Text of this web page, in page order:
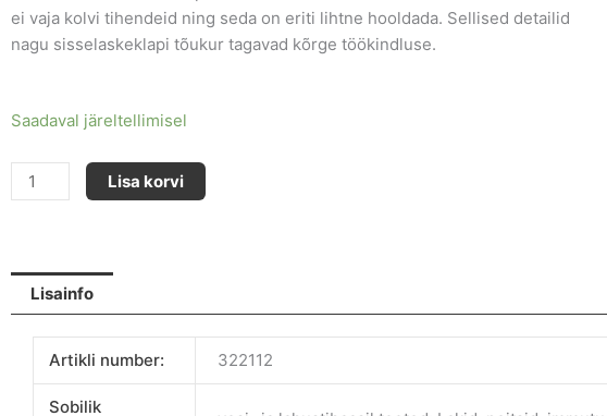
ei vaja kolvi tihendeid ning seda on eriti lihtne hooldada. Sellised detailid
nagu sisselaskeklapi tõukur tagavad kõrge töökindluse.
Saadaval järeltellimisel
COBRA
AIRCOAT
Lisa korvi
Lisainfo
Artikli number: 322112
Sobilik